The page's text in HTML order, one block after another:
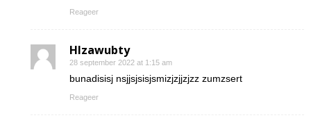
Reageer
Hlzawubty
28 september 2022 at 1:15 am
bunadisisj nsjjsjsisjsmizjzjjzjzz zumzsert
Reageer